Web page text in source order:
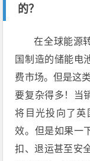
的？
在全球能源
国制造的储能电
费市场。但是这
要复杂得多！当
将目光投向了英
效。但是如果一
扣、退运甚至安